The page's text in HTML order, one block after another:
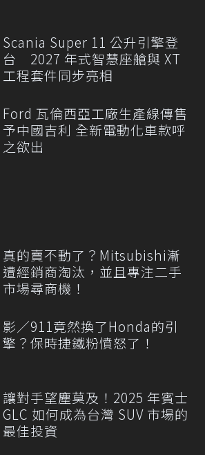
Scania Super 11 公升引擎登
台 2027 年式智慧座艙與 XT
工程套件同步亮相
Ford 瓦倫西亞工廠生產線傳售
予中國吉利 全新電動化車款呼
之欲出
真的賣不動了？Mitsubishi漸
遭經銷商淘汰，並且專注二手
市場尋商機！
影／911竟然換了Honda的引
擎？保時捷鐵粉憤怒了！
讓對手望塵莫及！2025 年賓士
GLC 如何成為台灣 SUV 市場的
最佳投資